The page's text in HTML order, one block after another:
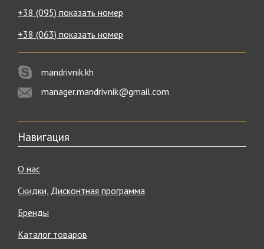
+38 (095) показать номер
+38 (063) показать номер
mandrivnik.kh
manager.mandrivnik@gmail.com
Навигация
О нас
Скидки, Дисконтная программа
Бренды
Каталог товаров